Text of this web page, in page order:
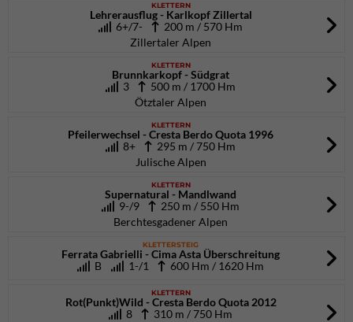
KLETTERN
Lehrerausflug - Karlkopf Zillertal
6+/7-
200 m / 570 Hm
Zillertaler Alpen
KLETTERN
Brunnkarkopf - Südgrat
3
500 m / 1700 Hm
Ötztaler Alpen
KLETTERN
Pfeilerwechsel - Cresta Berdo Quota 1996
8+
295 m / 750 Hm
Julische Alpen
KLETTERN
Supernatural - Mandlwand
9-/9
250 m / 550 Hm
Berchtesgadener Alpen
KLETTERSTEIG
Ferrata Gabrielli - Cima Asta Überschreitung
B
1-/1 600 Hm / 1620 Hm
KLETTERN
Rot(Punkt)Wild - Cresta Berdo Quota 2012
8
310 m / 750 Hm